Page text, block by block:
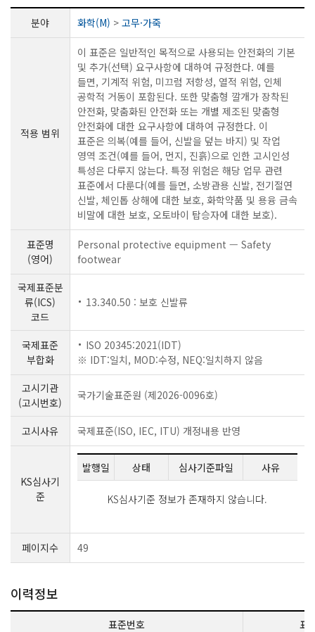
분야 화학(M) > 고무·가죽
적용 범위
이 표준은 일반적인 목적으로 사용되는 안전화의 기본
및 추가(선택) 요구사항에 대하여 규정한다. 예를
들면, 기계적 위험, 미끄럼 저항성, 열적 위험, 인체
공학적 거동이 포함된다. 또한 맞춤형 깔개가 장착된
안전화, 맞춤화된 안전화 또는 개별 제조된 맞춤형
안전화에 대한 요구사항에 대하여 규정한다. 이
표준은 의복(예를 들어, 신발을 덮는 바지) 및 작업
영역 조건(예를 들어, 먼지, 진흙)으로 인한 고시인성
특성은 다루지 않는다. 특정 위험은 해당 업무 관련
표준에서 다룬다(예를 들면, 소방관용 신발, 전기절연
신발, 체인톱 상해에 대한 보호, 화학약품 및 용융 금속
비말에 대한 보호, 오토바이 탑승자에 대한 보호).
표준명
(영어)
Personal protective equipment — Safety
footwear
국제표준분
류(ICS)
코드
13.340.50 : 보호 신발류
국제표준
부합화
ISO 20345:2021(IDT)
※ IDT:일치, MOD:수정, NEQ:일치하지 않음
고시기관
(고시번호)
국가기술표준원 (제2026-0096호)
고시사유 국제표준(ISO, IEC, ITU) 개정내용 반영
KS심사기
준
발행일 상태 심사기준파일 사유
KS심사기준 정보가 존재하지 않습니다.
페이지수 49
이력정보
표준번호 표